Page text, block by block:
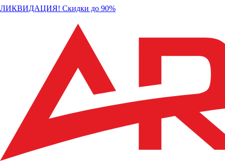
ЛИКВИДАЦИЯ! Скидки до 90%